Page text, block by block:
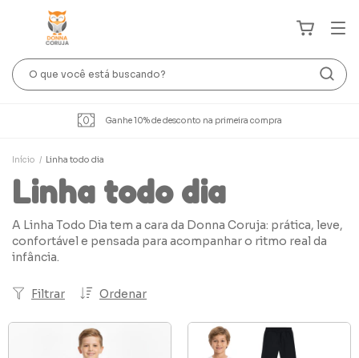
Ganhe 10% de desconto na primeira compra
Início / Linha todo dia
Linha todo dia
A Linha Todo Dia tem a cara da Donna Coruja: prática, leve,
confortável e pensada para acompanhar o ritmo real da
infância.
Ordenar
Filtrar